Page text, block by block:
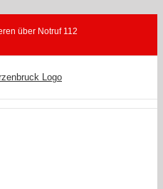
über Notruf 112